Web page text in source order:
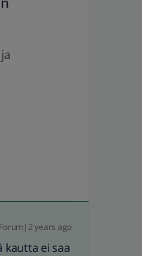
years ago
kautta ei saa